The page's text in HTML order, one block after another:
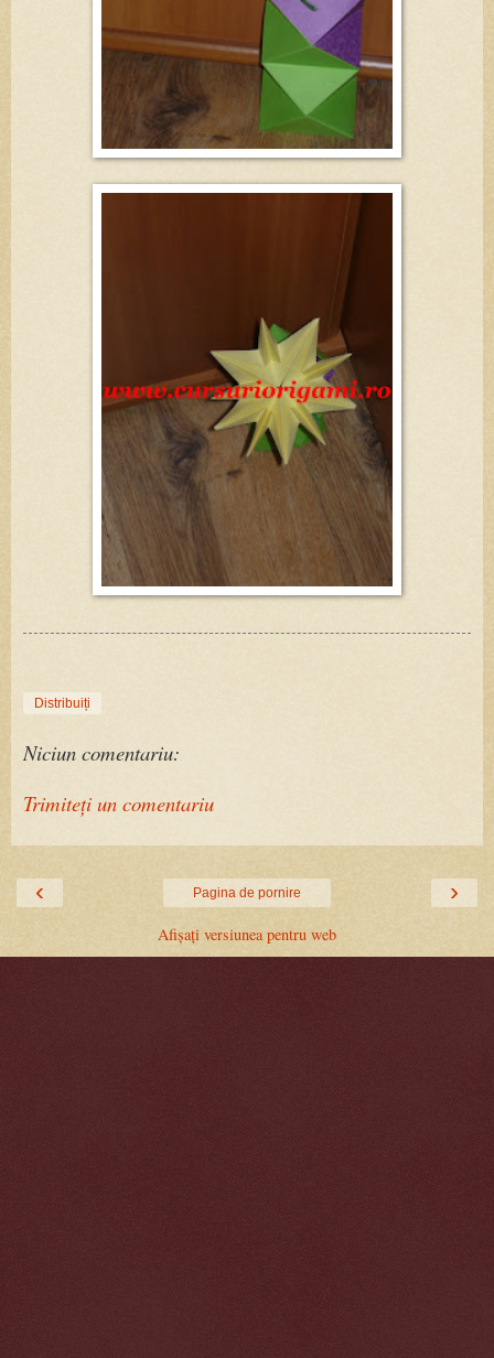
Distribuiți
Niciun comentariu:
Trimiteți un comentariu
‹ ›
Pagina de pornire
Afișați versiunea pentru web